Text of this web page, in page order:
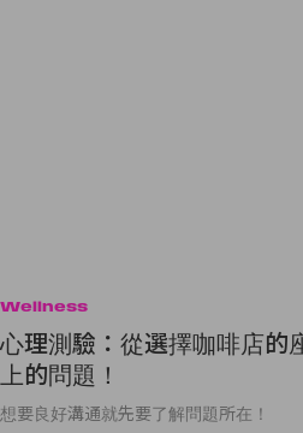
Wellness
心理測驗：從選擇咖啡店的
上的問題！
想要良好溝通就先要了解問題所在！